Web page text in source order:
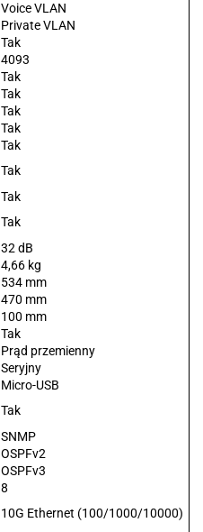
Voice VLAN
Private VLAN
Tak
4093
Tak
Tak
Tak
Tak
Tak
Tak
Tak
Tak
32 dB
4,66 kg
534 mm
470 mm
100 mm
Tak
Prąd przemienny
Seryjny
Micro-USB
Tak
SNMP
OSPFv2
OSPFv3
8
10G Ethernet (100/1000/10000)